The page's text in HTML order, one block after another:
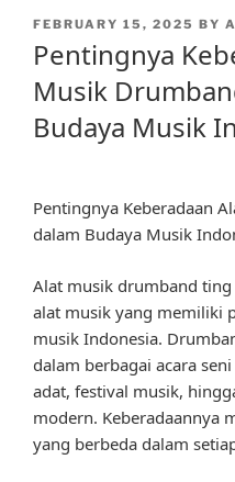
POSTED
FEBRUARY 15, 2025 BY
Pentingnya
Musik
Budaya Musik
Pentingnya Keberadaan
dalam Budaya Musik
Alat musik drumband
alat musik yang memiliki
musik Indonesia.
dalam berbagai acara
adat, festival musik,
modern. Keberadaannya
yang berbeda dalam